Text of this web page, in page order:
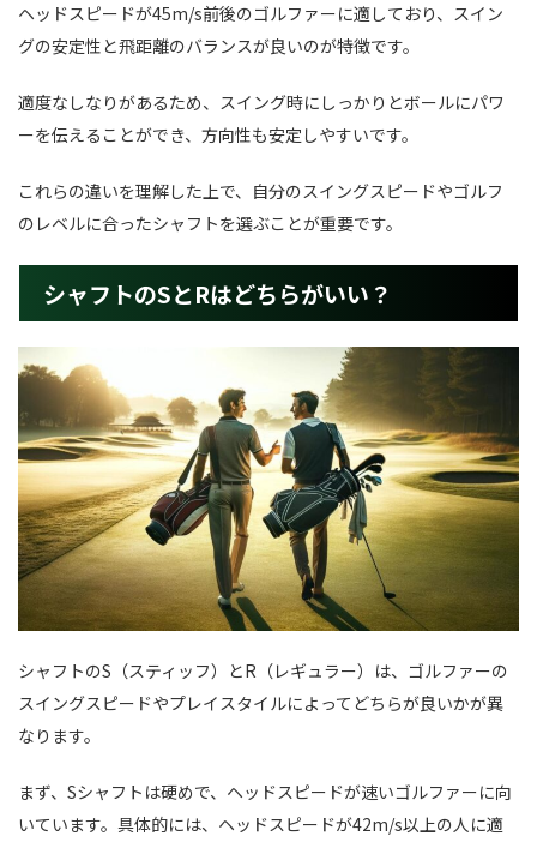
ヘッドスピードが45m/s前後のゴルファーに適しており、スイン
グの安定性と飛距離のバランスが良いのが特徴です。
適度なしなりがあるため、スイング時にしっかりとボールにパワ
ーを伝えることができ、方向性も安定しやすいです。
これらの違いを理解した上で、自分のスイングスピードやゴルフ
のレベルに合ったシャフトを選ぶことが重要です。
シャフトのSとRはどちらがいい？
シャフトのS（スティッフ）とR（レギュラー）は、ゴルファーの
スイングスピードやプレイスタイルによってどちらが良いかが異
なります。
まず、Sシャフトは硬めで、ヘッドスピードが速いゴルファーに向
いています。具体的には、ヘッドスピードが42m/s以上の人に適